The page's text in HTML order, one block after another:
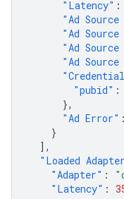
"Latency" :
"Ad Source
"Ad Source
"Ad Source
"Ad
"pubid" :
},
"Ad Error" :
}
],
"Loaded
"Adapter" :
"Latency" :